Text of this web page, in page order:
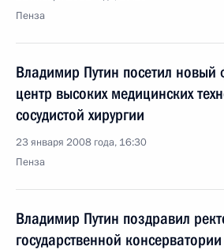
Пенза
Владимир Путин посетил новый
центр высоких медицинских
сосудистой хирургии
23 января 2008 года, 16:30
Пенза
Владимир Путин поздравил
государственной консерватории